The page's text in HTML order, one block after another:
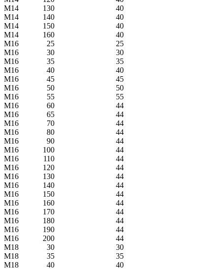
М14
130
40
М14
140
40
М14
150
40
М14
160
40
M16
25
25
M16
30
30
M16
35
35
M16
40
40
M16
45
45
M16
50
50
M16
55
55
M16
60
44
M16
65
44
M16
70
44
M16
80
44
M16
90
44
M16
100
44
M16
110
44
M16
120
44
M16
130
44
M16
140
44
M16
150
44
M16
160
44
M16
170
44
M16
180
44
M16
190
44
M16
200
44
M18
30
30
M18
35
35
M18
40
40